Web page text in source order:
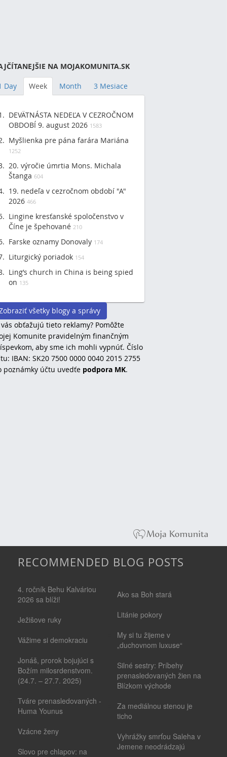
NA MOJAKOMUNITA.SK
Day Week Month 3 Mesiace
DEVÄTNÁSTA NEDEĽA V CEZROČNOM
OBDOBÍ 9. august 2026 1583
Myšlienka pre pána farára Mariána
1252
20. výročie úmrtia Mons. Michala
Štanga 604
19. nedeľa v cezročnom období "A"
2026 466
Lingine kresťanské spoločenstvo v
Číne je špehované 210
Farske oznamy Donovaly 174
Liturgický poriadok 154
Ling’s church in China is being spied
on 135
všetky blogy a správy
obťažujú tieto reklamy? Pomôžte
Komunite pravidelným finančným
aby sme ich mohli vypnúť. Číslo
IBAN: SK20 7500 0000 0040 2015 2755
poznámky účtu uvedťe podpora MK.
RECOMMENDED BLOG POSTS
4. ročník Behu Kalváriou
2026 sa blíži!
Ježišove ruky
Vážime si demokraciu
Jonáš, prorok bojujúci s
Božím milosrdenstvom.
(24.7. – 27.7. 2025)
Tváre prenasledovaných -
Huma Younus
Vzácne ženy
Slovo pre chlapov: na
Ako sa Boh stará
Litánie pokory
My si tu žijeme v
„duchovnom luxuse“
Silné sestry: Príbehy
prenasledovaných žien na
Blízkom východe
Za mediálnou stenou je
ticho
Vyhrážky smrťou Saleha v
Jemene neodrádzajú